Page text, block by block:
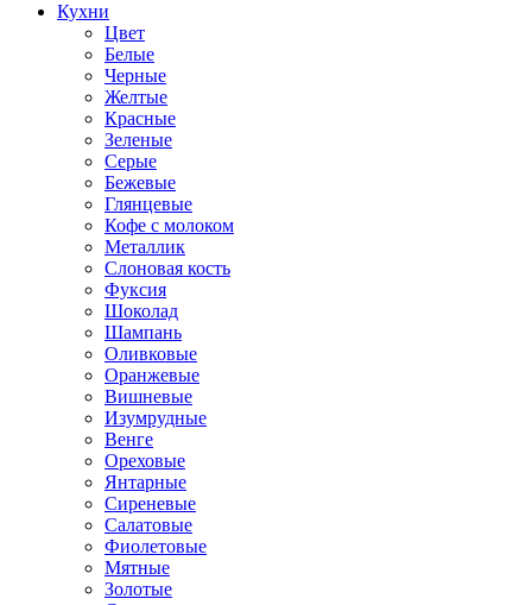
Кухни
Цвет
Белые
Черные
Желтые
Красные
Зеленые
Серые
Бежевые
Глянцевые
Кофе с молоком
Металлик
Слоновая кость
Фуксия
Шоколад
Шампань
Оливковые
Оранжевые
Вишневые
Изумрудные
Венге
Ореховые
Янтарные
Сиреневые
Салатовые
Фиолетовые
Мятные
Золотые